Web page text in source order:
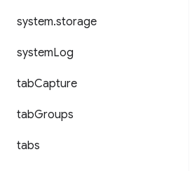
system.storage
systemLog
tabCapture
tabGroups
tabs